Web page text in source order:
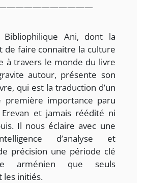
Bibliophilique Ani, dont la
de faire connaitre la culture
à travers le monde du livre
autour, présente son
qui est la traduction d’un
première importance paru
et jamais réédité ni
Il nous éclaire avec une
d’analyse et
précision une période clé
arménien que seuls
les initiés.